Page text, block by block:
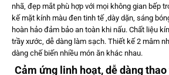
nhã, đẹp mắt phù hợp với mọi không gian bếp
kế mặt kính màu đen tinh tế ,dày dặn, sáng
hoàn hảo đảm bảo an toàn khi nấu. Chất liệu
trầy xước, dễ dàng làm sạch. Thiết kế 2 mâm
dàng chế biến nhiều món ăn khác nhau.
Cảm ứng linh hoạt, dễ dàng